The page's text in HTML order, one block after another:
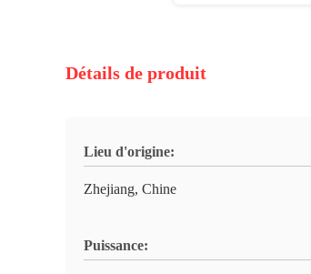
Détails de produit
Lieu d'origine:
Zhejiang, Chine
Puissance: